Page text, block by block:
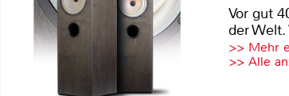
Vor gut
der
>> Mehr
>> Alle